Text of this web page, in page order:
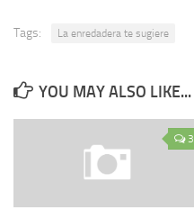
Tags: La enredadera te sugiere
YOU MAY ALSO LIKE...
3